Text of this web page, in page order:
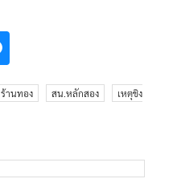
ร้านทอง สน.หลักสอง
เหตุชิง